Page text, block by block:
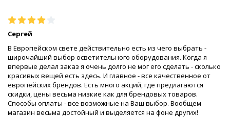
Сергей
В Европейском свете действительно есть из чего выбрать -
широчайший выбор осветительного оборудования. Когда я
впервые делал заказ я очень долго не мог его сделать - сколько
красивых вещей есть здесь. И главное - все качественное от
европейских брендов. Есть много акций, где предлагаются
скидки, цены весьма низкие как для брендовых товаров.
Способы оплаты - все возможные на Ваш выбор. Вообщем
магазин весьма достойный и выделяется на фоне других!